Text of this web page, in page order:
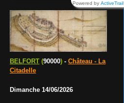
BELFORT (90000) - Château - La
Citadelle
Dimanche 14/06/2026
Powered by ActiveTrail